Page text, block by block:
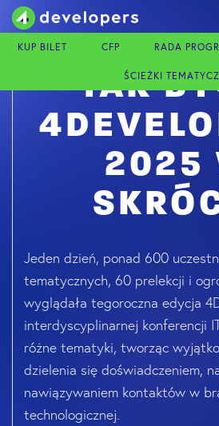
content
KUP BILET CFP RADA
ŚCIEŻKI
TAK
2025
Jeden dzień, ponad 600
tematycznych, 60 prelekcji i
wyglądała tegoroczna edycja
interdyscyplinarnej konferencji
różne tematyki, tworząc
dzielenia się doświadczeniem,
nawiązywaniem kontaktów w
technologicznej.